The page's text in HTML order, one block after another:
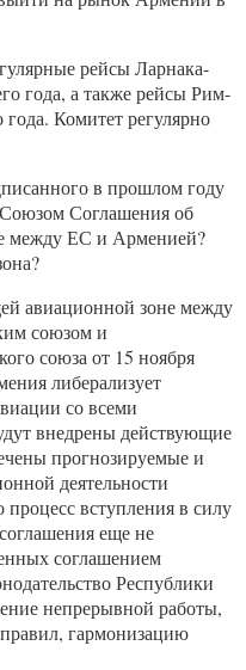
рейсы Ларнака-
года, а также рейсы Рим-
Комитет регулярно
в прошлом году
Соглашения об
между ЕС и Арменией?
авиационной зоне между
союзом и
союза от 15 ноября
либерализует
со всеми
внедрены действующие
прогнозируемые и
деятельности
вступления в силу
еще не
соглашением
Республики
непрерывной работы,
гармонизацию